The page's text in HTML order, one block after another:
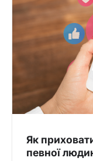
Як
певної